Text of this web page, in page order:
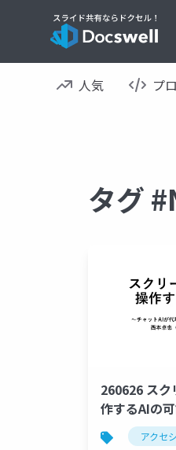
人気 プ
タグ
260626 ス
作するAIの
アクセ